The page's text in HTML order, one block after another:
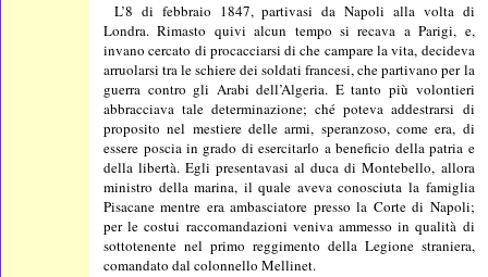
L’8 di febbraio 1847, partivasi da Napoli alla volta di
Londra. Rimasto quivi alcun tempo si recava a Parigi, e,
invano cercato di procacciarsi di che campare la vita, decideva
arruolarsi tra le schiere dei soldati francesi, che partivano per la
guerra contro gli Arabi dell’Algeria. E tanto più volontieri
abbracciava tale determinazione; ché poteva addestrarsi di
proposito nel mestiere delle armi, speranzoso, come era, di
essere poscia in grado di esercitarlo a beneficio della patria e
della libertà. Egli presentavasi al duca di Montebello, allora
ministro della marina, il quale aveva conosciuta la famiglia
Pisacane mentre era ambasciatore presso la Corte di Napoli;
per le costui raccomandazioni veniva ammesso in qualità di
sottotenente nel primo reggimento della Legione straniera,
comandato dal colonnello Mellinet.